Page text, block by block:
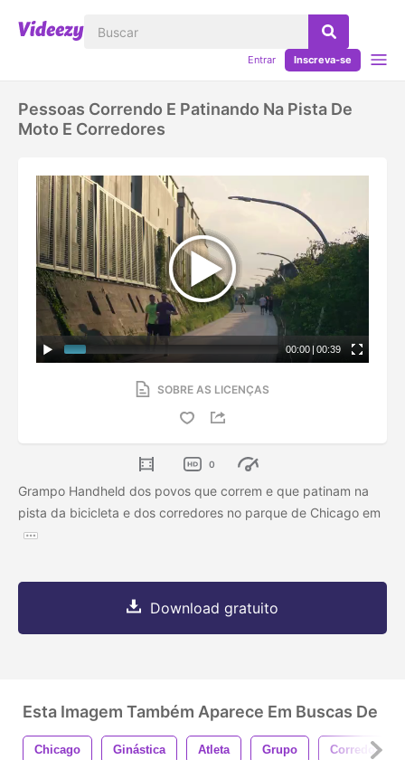
Entrar Inscreva-se
Pessoas Correndo E Patinando Na Pista De
Moto E Corredores
00:00 | 00:39
SOBRE AS LICENÇAS
0
Grampo Handheld dos povos que correm e que patinam na
pista da bicicleta e dos corredores no parque de Chicago em
Download gratuito
Esta Imagem Também Aparece Em Buscas De
Chicago Ginástica Atleta Grupo Corredor